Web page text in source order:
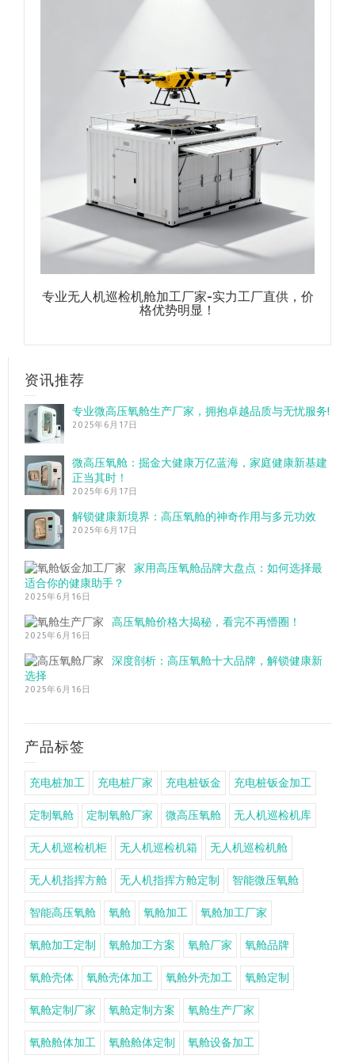
专业无人机巡检机舱加工厂家-实力工厂直供，价
格优势明显！
资讯推荐
专业微高压氧舱生产厂家，拥抱卓越品质与无忧服务!
2025年6月17日
微高压氧舱：掘金大健康万亿蓝海，家庭健康新基建
正当其时！
2025年6月17日
解锁健康新境界：高压氧舱的神奇作用与多元功效
2025年6月17日
家用高压氧舱品牌大盘点：如何选择最
适合你的健康助手？
2025年6月16日
高压氧舱价格大揭秘，看完不再懵圈！
2025年6月16日
深度剖析：高压氧舱十大品牌，解锁健康新
选择
2025年6月16日
产品标签
充电桩加工 充电桩厂家 充电桩钣金 充电桩钣金加工
定制氧舱 定制氧舱厂家 微高压氧舱 无人机巡检机库
无人机巡检机柜 无人机巡检机箱 无人机巡检机舱
无人机指挥方舱 无人机指挥方舱定制 智能微压氧舱
智能高压氧舱 氧舱 氧舱加工 氧舱加工厂家
氧舱加工定制 氧舱加工方案 氧舱厂家 氧舱品牌
氧舱壳体 氧舱壳体加工 氧舱外壳加工 氧舱定制
氧舱定制厂家 氧舱定制方案 氧舱生产厂家
氧舱舱体加工 氧舱舱体定制 氧舱设备加工